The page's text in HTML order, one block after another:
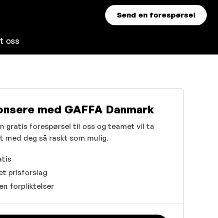
Send en forespørsel
oss
med GAFFA Danmark
gratis forespørsel til oss og teamet vil ta
med deg så raskt som mulig.
prisforslag
forpliktelser